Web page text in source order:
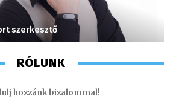
szerkesztő
RÓLUNK
hozzánk bizalommal!